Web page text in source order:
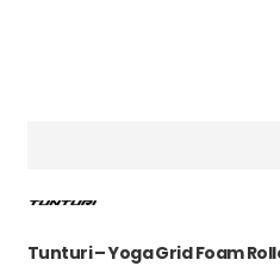
Tunturi – Yoga Grid Foam